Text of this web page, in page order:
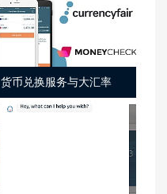
货币兑换服务与大汇率